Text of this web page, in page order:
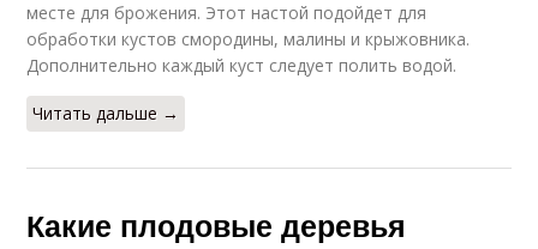
месте для брожения. Этот настой подойдет для
обработки кустов смородины, малины и крыжовника.
Дополнительно каждый куст следует полить водой.
Читать дальше →
Какие плодовые деревья